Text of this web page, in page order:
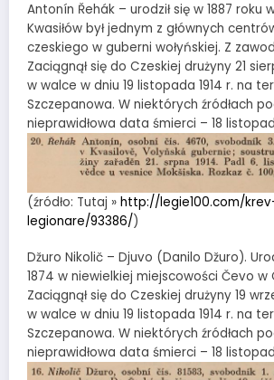
Antonín Řehák – urodził się w 1887 roku
Kwasiłów był jednym z głównych
czeskiego w guberni wołyńskiej. Z
Zaciągnął się do Czeskiej drużyny 21
w walce w dniu 19 listopada 1914 r. na
Szczepanowa. W niektórych źródłach
nieprawidłowa data śmierci – 18
(źródło: Tutaj » http://legie100.com/
legionare/93386/)
Džuro Nikolič – Djuvo (Danilo Džuro).
1874 w niewielkiej miejscowości Čevo w
Zaciągnął się do Czeskiej drużyny 19
w walce w dniu 19 listopada 1914 r. na
Szczepanowa. W niektórych źródłach
nieprawidłowa data śmierci – 18